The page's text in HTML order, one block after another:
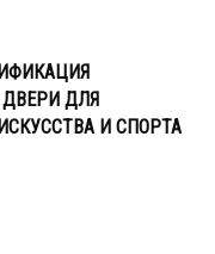
ДЛЯ
И СПОРТА